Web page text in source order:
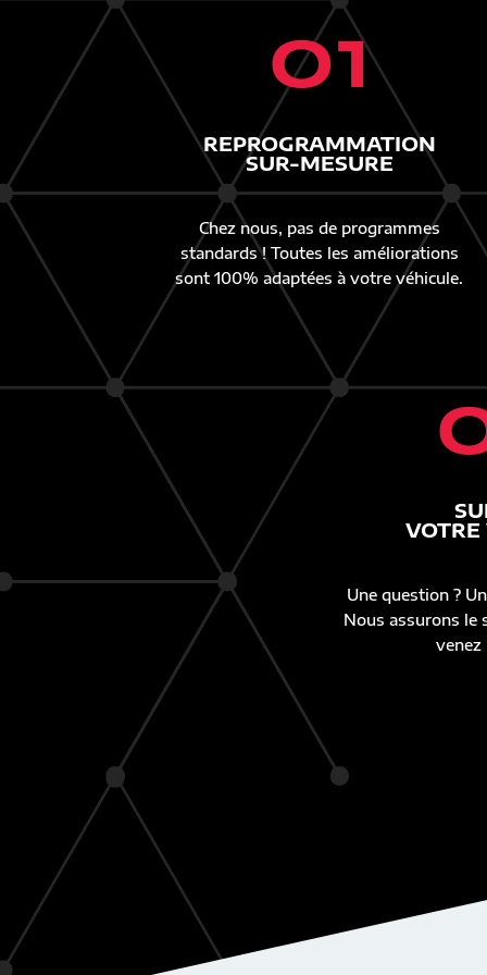
01
REPROGRAMMATION
SUR-MESURE
Chez nous, pas de programmes
standards ! Toutes les améliorations
sont 100% adaptées à votre véhicule.
Une question ?
Nous assurons le
venez